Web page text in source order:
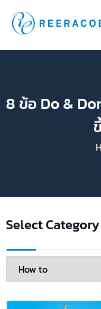
8 ข้อ Do &
Select Category